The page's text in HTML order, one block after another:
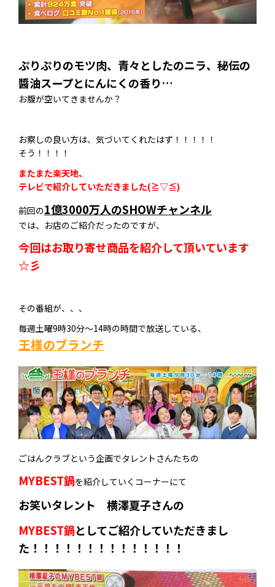
ぷりぷりのモツ肉、青々としたのニラ、秘伝の
醬油スープとにんにくの香り…
お腹が空いてきませんか？
お察しの良い方は、気づいてくれたはず！！！！！
そう！！！！
またまた楽天地、
テレビで紹介していただきました(≧▽≦)
前回の1億3000万人のSHOWチャンネル
では、お店のご紹介だったのですが、
今回はお取り寄せ商品を紹介して頂いています
☆彡
その番組が、、、
毎週土曜9時30分〜14時の時間で放送している、
王様のブランチ
ごはんクラブという企画でタレントさんたちの
MYBEST鍋を紹介していくコーナーにて
お笑いタレント 横澤夏子さんの
MYBEST鍋としてご紹介していただきまし
た！！！！！！！！！！！！！！